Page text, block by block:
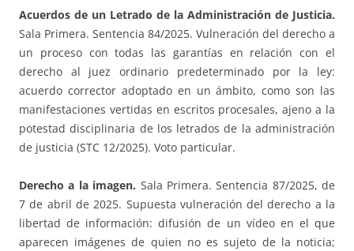
Acuerdos de un Letrado de la Administración de Justicia.
Sala Primera. Sentencia 84/2025. Vulneración del derecho a
un proceso con todas las garantías en relación con el
derecho al juez ordinario predeterminado por la ley:
acuerdo corrector adoptado en un ámbito, como son las
manifestaciones vertidas en escritos procesales, ajeno a la
potestad disciplinaria de los letrados de la administración
de justicia (STC 12/2025). Voto particular.
Derecho a la imagen. Sala Primera. Sentencia 87/2025, de
7 de abril de 2025. Supuesta vulneración del derecho a la
libertad de información: difusión de un vídeo en el que
aparecen imágenes de quien no es sujeto de la noticia;